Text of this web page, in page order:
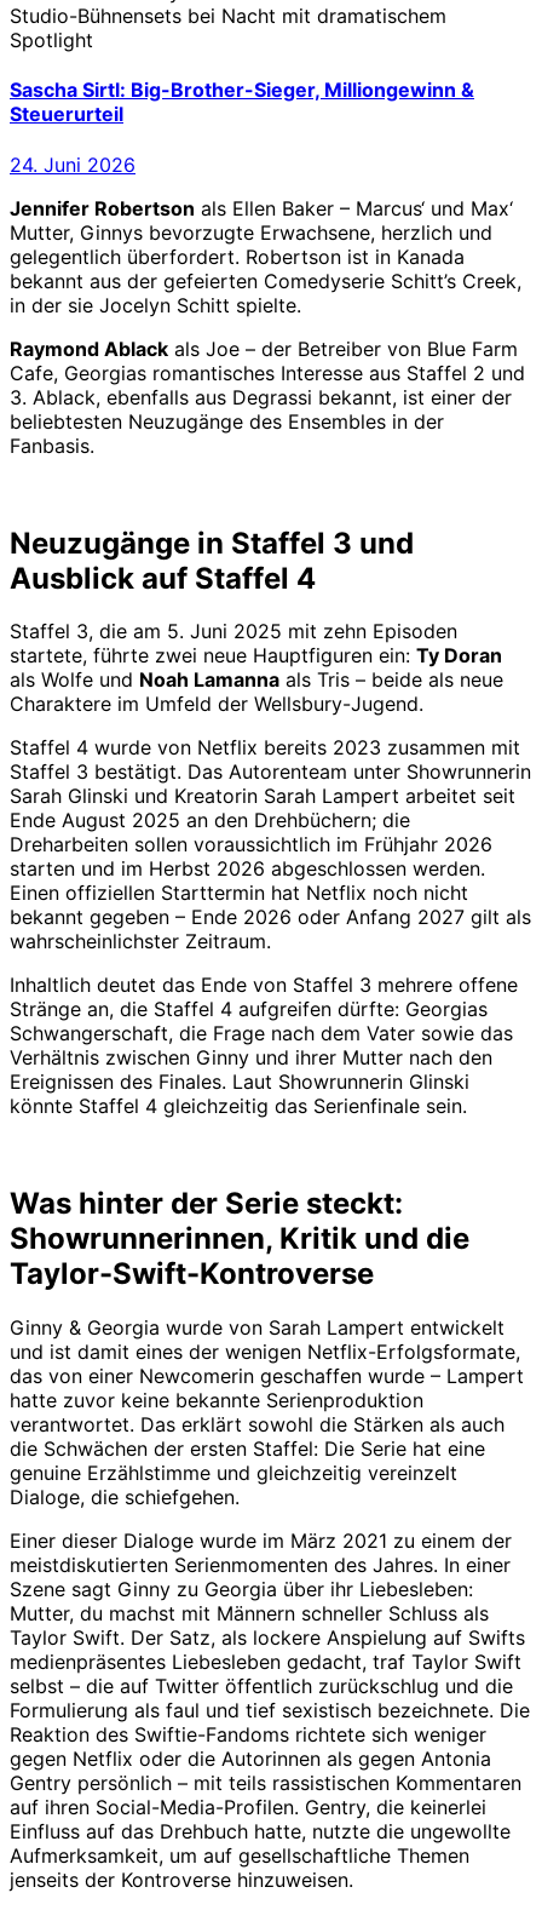
Sascha Sirtl: Big-Brother-Sieger, Milliongewinn &
Steuerurteil
24. Juni 2026
Jennifer Robertson als Ellen Baker – Marcus‘ und Max‘
Mutter, Ginnys bevorzugte Erwachsene, herzlich und
gelegentlich überfordert. Robertson ist in Kanada
bekannt aus der gefeierten Comedyserie Schitt’s Creek,
in der sie Jocelyn Schitt spielte.
Raymond Ablack als Joe – der Betreiber von Blue Farm
Cafe, Georgias romantisches Interesse aus Staffel 2 und
3. Ablack, ebenfalls aus Degrassi bekannt, ist einer der
beliebtesten Neuzugänge des Ensembles in der
Fanbasis.
Neuzugänge in Staffel 3 und
Ausblick auf Staffel 4
Staffel 3, die am 5. Juni 2025 mit zehn Episoden
startete, führte zwei neue Hauptfiguren ein: Ty Doran
als Wolfe und Noah Lamanna als Tris – beide als neue
Charaktere im Umfeld der Wellsbury-Jugend.
Staffel 4 wurde von Netflix bereits 2023 zusammen mit
Staffel 3 bestätigt. Das Autorenteam unter Showrunnerin
Sarah Glinski und Kreatorin Sarah Lampert arbeitet seit
Ende August 2025 an den Drehbüchern; die
Dreharbeiten sollen voraussichtlich im Frühjahr 2026
starten und im Herbst 2026 abgeschlossen werden.
Einen offiziellen Starttermin hat Netflix noch nicht
bekannt gegeben – Ende 2026 oder Anfang 2027 gilt als
wahrscheinlichster Zeitraum.
Inhaltlich deutet das Ende von Staffel 3 mehrere offene
Stränge an, die Staffel 4 aufgreifen dürfte: Georgias
Schwangerschaft, die Frage nach dem Vater sowie das
Verhältnis zwischen Ginny und ihrer Mutter nach den
Ereignissen des Finales. Laut Showrunnerin Glinski
könnte Staffel 4 gleichzeitig das Serienfinale sein.
Was hinter der Serie steckt:
Showrunnerinnen, Kritik und die
Taylor-Swift-Kontroverse
Ginny & Georgia wurde von Sarah Lampert entwickelt
und ist damit eines der wenigen Netflix-Erfolgsformate,
das von einer Newcomerin geschaffen wurde – Lampert
hatte zuvor keine bekannte Serienproduktion
verantwortet. Das erklärt sowohl die Stärken als auch
die Schwächen der ersten Staffel: Die Serie hat eine
genuine Erzählstimme und gleichzeitig vereinzelt
Dialoge, die schiefgehen.
Einer dieser Dialoge wurde im März 2021 zu einem der
meistdiskutierten Serienmomenten des Jahres. In einer
Szene sagt Ginny zu Georgia über ihr Liebesleben:
Mutter, du machst mit Männern schneller Schluss als
Taylor Swift. Der Satz, als lockere Anspielung auf Swifts
medienpräsentes Liebesleben gedacht, traf Taylor Swift
selbst – die auf Twitter öffentlich zurückschlug und die
Formulierung als faul und tief sexistisch bezeichnete. Die
Reaktion des Swiftie-Fandoms richtete sich weniger
gegen Netflix oder die Autorinnen als gegen Antonia
Gentry persönlich – mit teils rassistischen Kommentaren
auf ihren Social-Media-Profilen. Gentry, die keinerlei
Einfluss auf das Drehbuch hatte, nutzte die ungewollte
Aufmerksamkeit, um auf gesellschaftliche Themen
jenseits der Kontroverse hinzuweisen.